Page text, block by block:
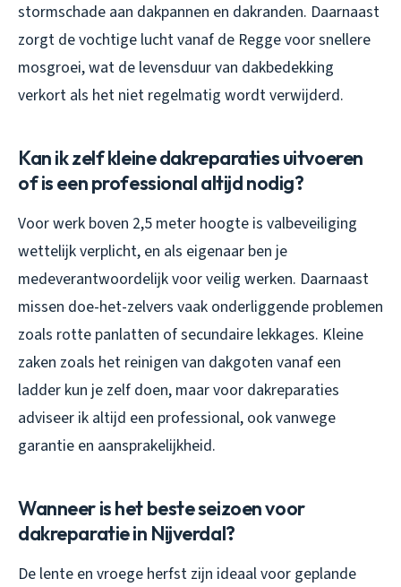
stormschade aan dakpannen en dakranden. Daarnaast
zorgt de vochtige lucht vanaf de Regge voor snellere
mosgroei, wat de levensduur van dakbedekking
verkort als het niet regelmatig wordt verwijderd.
Kan ik zelf kleine dakreparaties uitvoeren
of is een professional altijd nodig?
Voor werk boven 2,5 meter hoogte is valbeveiliging
wettelijk verplicht, en als eigenaar ben je
medeverantwoordelijk voor veilig werken. Daarnaast
missen doe-het-zelvers vaak onderliggende problemen
zoals rotte panlatten of secundaire lekkages. Kleine
zaken zoals het reinigen van dakgoten vanaf een
ladder kun je zelf doen, maar voor dakreparaties
adviseer ik altijd een professional, ook vanwege
garantie en aansprakelijkheid.
Wanneer is het beste seizoen voor
dakreparatie in Nijverdal?
De lente en vroege herfst zijn ideaal voor geplande